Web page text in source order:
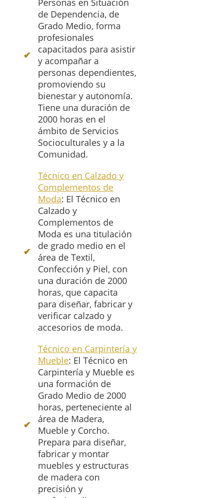
Personas en Situación
de Dependencia, de
Grado Medio, forma
profesionales
capacitados para asistir
y acompañar a
personas dependientes,
promoviendo su
bienestar y autonomía.
Tiene una duración de
2000 horas en el
ámbito de Servicios
Socioculturales y a la
Comunidad.
Técnico en Calzado y
Complementos de
Moda: El Técnico en
Calzado y
Complementos de
Moda es una titulación
de grado medio en el
área de Textil,
Confección y Piel, con
una duración de 2000
horas, que capacita
para diseñar, fabricar y
verificar calzado y
accesorios de moda.
Técnico en Carpintería y
Mueble: El Técnico en
Carpintería y Mueble es
una formación de
Grado Medio de 2000
horas, perteneciente al
área de Madera,
Mueble y Corcho.
Prepara para diseñar,
fabricar y montar
muebles y estructuras
de madera con
precisión y